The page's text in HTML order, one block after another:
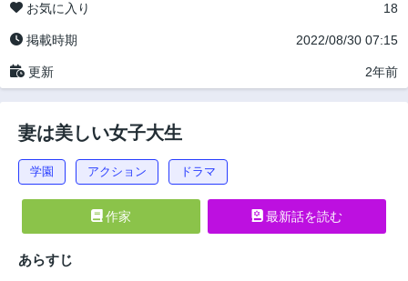
お気に入り 18
掲載時期 2022/08/30 07:15
更新 2年前
妻は美しい女子大生
学園 アクション ドラマ
作家 最新話を読む
あらすじ